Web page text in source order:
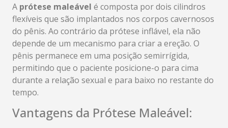
A prótese maleável é composta por dois cilindros
flexíveis que são implantados nos corpos cavernosos
do pênis. Ao contrário da prótese inflável, ela não
depende de um mecanismo para criar a ereção. O
pênis permanece em uma posição semirrígida,
permitindo que o paciente posicione-o para cima
durante a relação sexual e para baixo no restante do
tempo.
Vantagens da Prótese Maleável: